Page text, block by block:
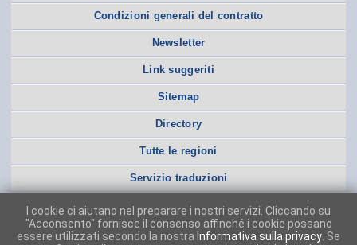
Condizioni generali del contratto
Newsletter
Link suggeriti
Sitemap
Directory
Tutte le regioni
Servizio traduzioni
I cookie ci aiutano nel preparare i nostri servizi. Cliccando su
"Acconsento" fornisce il consenso affinché i cookie possano
essere utilizzati secondo la nostra Informativa sulla privacy . Se